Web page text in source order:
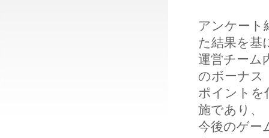
アンケート
た結果を基
運営チーム
のボーナス
ポイントを
施であり、
今後のゲー